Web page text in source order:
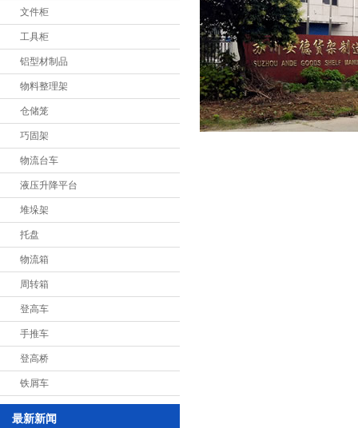
登高车
手推车
登高桥
铁屑车
文件柜
工具柜
铝型材制品
物料整理架
仓储笼
巧固架
物流台车
液压升降平台
堆垛架
托盘
物流箱
周转箱
登高车
手推车
登高桥
铁屑车
最新新闻